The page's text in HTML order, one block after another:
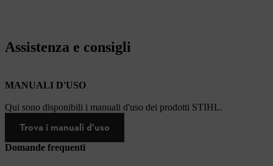
Assistenza e consigli
MANUALI D'USO
Qui sono disponibili i manuali d'uso dei prodotti STIHL.
Trova i manuali d'uso
Domande frequenti